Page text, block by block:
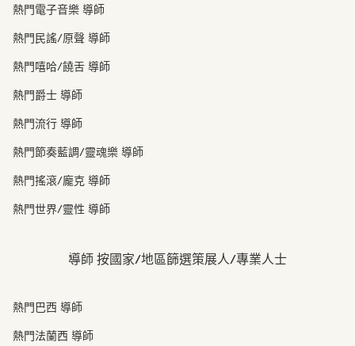
熱門電子音樂 導師
熱門民謠/原聲 導師
熱門嘻哈/饒舌 導師
熱門爵士 導師
熱門流行 導師
熱門節奏藍調/靈魂樂 導師
熱門搖滾/龐克 導師
熱門世界/靈性 導師
導師 按國家/地區篩選策展人/專業人士
熱門巴西 導師
熱門法蘭西 導師